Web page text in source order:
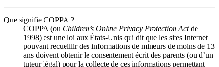
Que signifie COPPA ?
COPPA (ou Children’s Online Privacy Protection Actde
1998) est une loi aux États-Unis qui dit que les sites Internet
pouvant recueillir des informations de mineurs de moins de 13
ans doivent obtenir le consentement écrit des parents (ou d’un
tuteur légal) pour la collecte de ces informations permettant